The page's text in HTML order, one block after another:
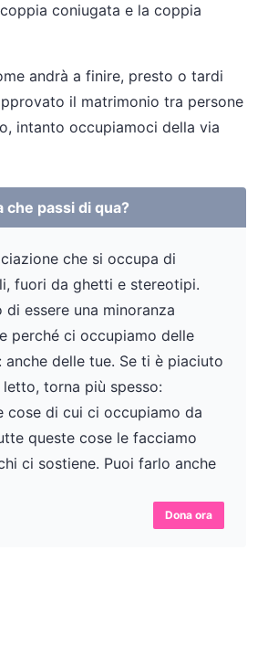
coniugata e la coppia
andrà a finire, presto o tardi
il matrimonio tra persone
intanto occupiamoci della via
che passi di qua?
che si occupa di
fuori da ghetti e stereotipi.
di essere una minoranza
perché ci occupiamo delle
delle tue. Se ti è piaciuto
torna più spesso:
cose di cui ci occupiamo da
queste cose le facciamo
ci sostiene. Puoi farlo anche
Dona ora